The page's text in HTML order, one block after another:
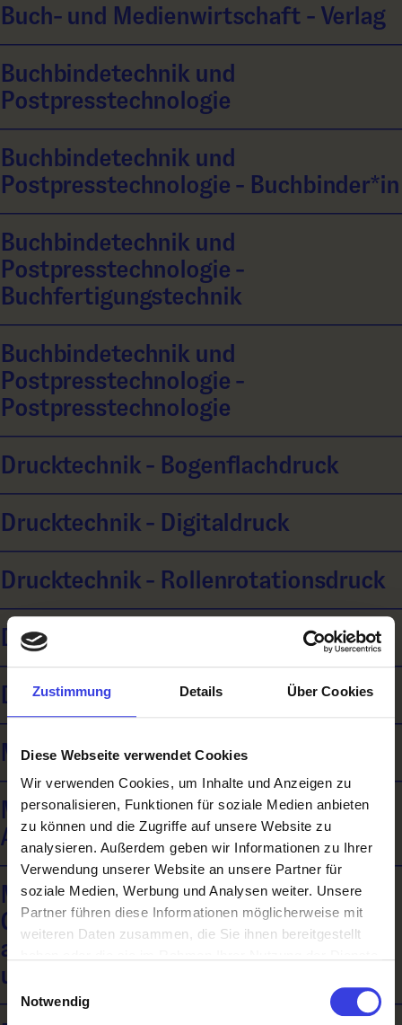
Zustimmung Details Über Cookies
Diese Webseite verwendet Cookies
Wir verwenden Cookies, um Inhalte und Anzeigen zu
personalisieren, Funktionen für soziale Medien anbieten
zu können und die Zugriffe auf unsere Website zu
analysieren. Außerdem geben wir Informationen zu Ihrer
Verwendung unserer Website an unsere Partner für
soziale Medien, Werbung und Analysen weiter. Unsere
Partner führen diese Informationen möglicherweise mit
weiteren Daten zusammen, die Sie ihnen bereitgestellt
Einwilligungsauswahl
Notwendig
Buch- und Medienwirtschaft - Verlag
Buchbindetechnik und
Postpresstechnologie
Buchbindetechnik und
Postpresstechnologie - Buchbinder*in
Buchbindetechnik und
Postpresstechnologie -
Buchfertigungstechnik
Buchbindetechnik und
Postpresstechnologie -
Postpresstechnologie
Drucktechnik - Bogenflachdruck
Drucktechnik - Digitaldruck
Drucktechnik - Rollenrotationsdruck
Drucktechnik - Siebdruck
Druckvorstufentechnik
Medienfachmann / Medienfachfrau
Medienfachmann / Medienfachfrau -
Agenturdienstleistungen
Medienfachmann / Medienfachfrau -
Grafik, Print, Publishing und
audiovisuelle Medien (Audio, Video
und Animation)